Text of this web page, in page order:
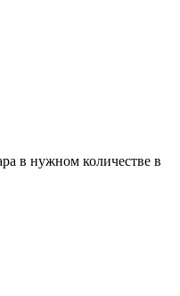
в нужном количестве в